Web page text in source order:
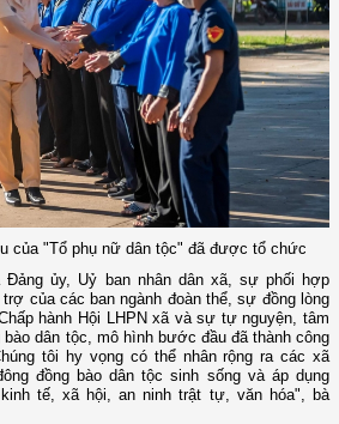
của "Tổ phụ nữ dân tộc" đã được tổ chức
ủy, Uỷ ban nhân dân xã, sự phối hợp
của các ban ngành đoàn thể, sự đồng lòng
hành Hội LHPN xã và sự tự nguyện, tâm
dân tộc, mô hình bước đầu đã thành công
tôi hy vọng có thể nhân rộng ra các xã
đồng bào dân tộc sinh sống và áp dụng
tế, xã hội, an ninh trật tự, văn hóa", bà